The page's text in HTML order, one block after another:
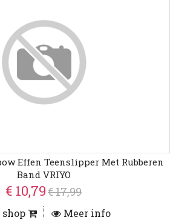
Effen Teenslipper Met Rubberen
Band VRIYO
€ 10,79€ 17,99
shop Meer info